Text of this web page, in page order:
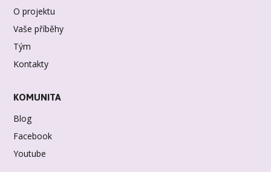
O projektu
Vaše příběhy
Tým
Kontakty
KOMUNITA
Blog
Facebook
Youtube